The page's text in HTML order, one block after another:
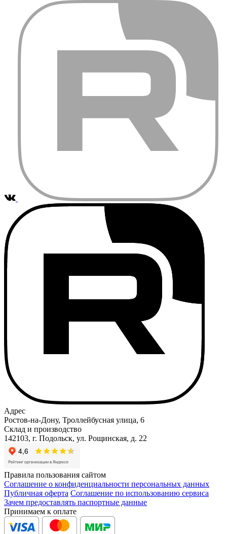
Адрес
Ростов-на-Дону, Троллейбусная улица, 6
Склад и производство
142103, г. Подольск, ул. Рощинская, д. 22
Правила пользования сайтом
Соглашение о конфиденциальности персональных данных
Публичная оферта Соглашение по использованию сервиса
Зачем предоставлять паспортные данные
Принимаем к оплате